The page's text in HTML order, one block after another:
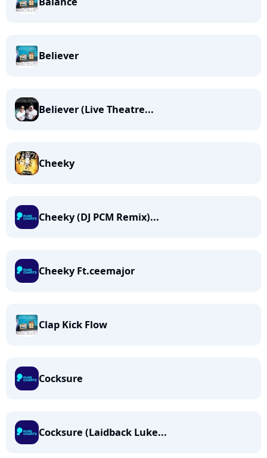
Believer
Believer (Live Theatre...
Cheeky
Cheeky (DJ PCM Remix)...
Cheeky Ft.ceemajor
Clap Kick Flow
Cocksure
Cocksure (Laidback Luke...